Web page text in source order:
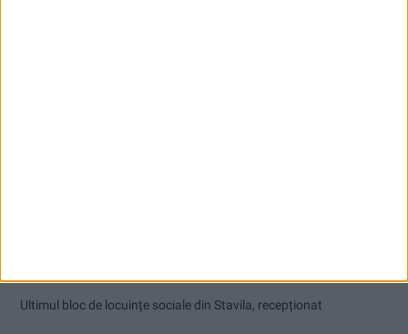
Ultimul bloc de locuințe sociale din Stavila, recepționat